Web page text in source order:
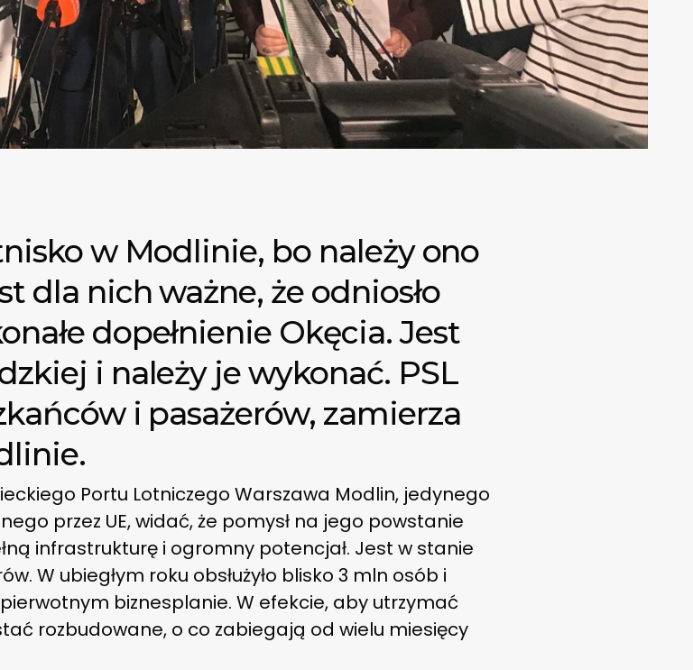
w Modlinie, bo należy ono
dla nich ważne, że odniosło
dopełnienie Okęcia. Jest
i należy je wykonać. PSL
i pasażerów, zamierza
Portu Lotniczego Warszawa Modlin, jedynego
przez UE, widać, że pomysł na jego powstanie
infrastrukturę i ogromny potencjał. Jest w stanie
W ubiegłym roku obsłużyło blisko 3 mln osób i
biznesplanie. W efekcie, aby utrzymać
rozbudowane, o co zabiegają od wielu miesięcy